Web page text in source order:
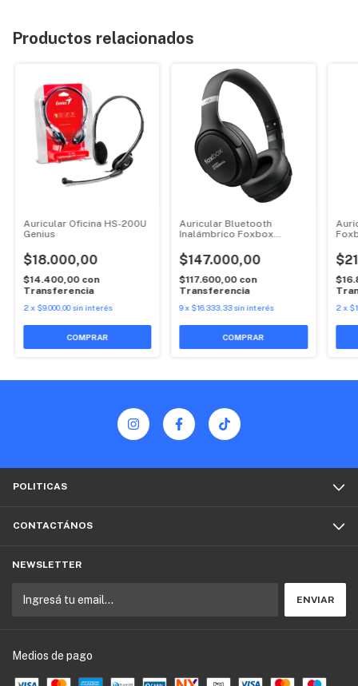
Productos relacionados
Auricular Oficina HS-200U
Genius
$18.000,00
$14.400,00 con
Transferencia
2x $9.000,00 sin interés
Auricular Bluetooth
Inalámbrico Foxbox
$147.000,00
$117.600,00 con
Transferencia
9x $16.333,33 sin interés
COMPRAR
2x
POLITICAS
CONTACTÁNOS
NEWSLETTER
Medios de pago